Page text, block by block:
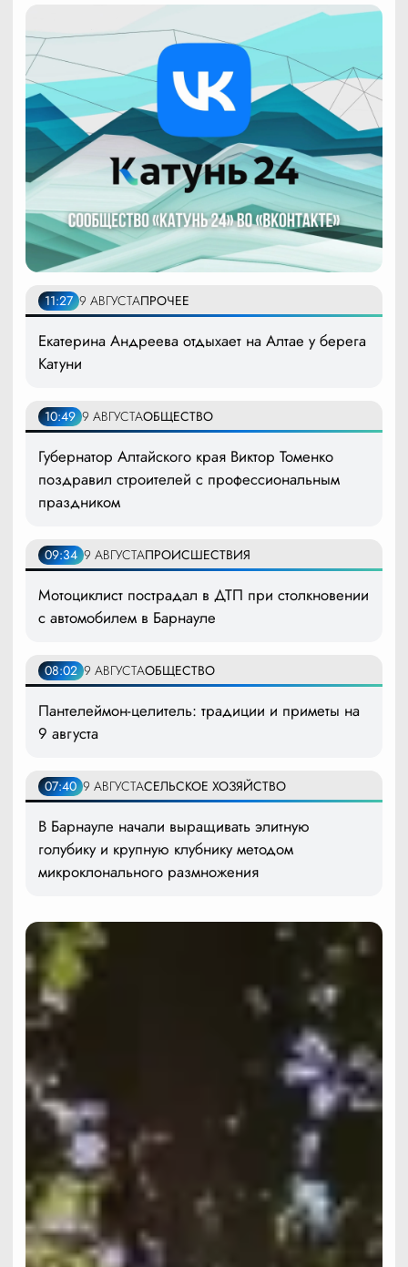
11:27 9 АВГУСТАПРОЧЕЕ
Екатерина Андреева отдыхает на Алтае у берега
Катуни
10:49 9 АВГУСТАОБЩЕСТВО
Губернатор Алтайского края Виктор Томенко
поздравил строителей с профессиональным
праздником
09:34 9 АВГУСТАПРОИСШЕСТВИЯ
Мотоциклист пострадал в ДТП при столкновении
с автомобилем в Барнауле
08:02 9 АВГУСТАОБЩЕСТВО
Пантелеймон-целитель: традиции и приметы на
9 августа
07:40 9 АВГУСТАСЕЛЬСКОЕ ХОЗЯЙСТВО
В Барнауле начали выращивать элитную
голубику и крупную клубнику методом
микроклонального размножения